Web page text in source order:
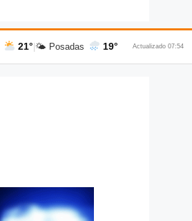
21° 🌤 Posadas 19° Actualizado 07:54